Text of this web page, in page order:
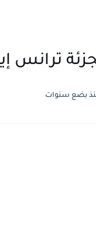
ترانس
بضع سنوات